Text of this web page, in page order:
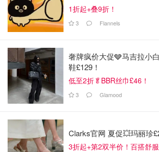
1折起+叠9折！
3 Flannels
奢牌疯价大促🩶马吉拉小
鞋£129！
低至2折🥬BBR丝巾£46！
3 Glamood
Clarks官网 夏促💥玛丽珍
3折起+第2双半价！百搭舒服